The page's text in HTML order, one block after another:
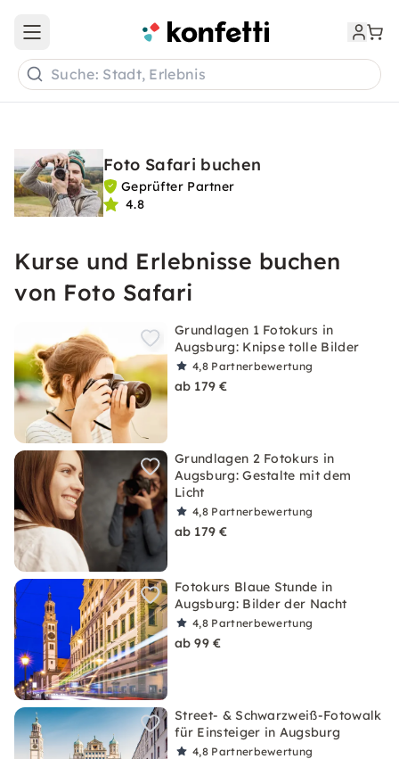
Open main menu
Suche: Stadt, Erlebnis
Foto Safari buchen
Geprüfter Partner
4.8
Kurse und Erlebnisse buchen
von Foto Safari
Grundlagen 1 Fotokurs in
Augsburg: Knipse tolle Bilder
4,8 Partnerbewertung
ab 179 €
Grundlagen 2 Fotokurs in
Augsburg: Gestalte mit dem
Licht
4,8 Partnerbewertung
ab 179 €
Fotokurs Blaue Stunde in
Augsburg: Bilder der Nacht
4,8 Partnerbewertung
ab 99 €
Street- & Schwarzweiß-Fotowalk
für Einsteiger in Augsburg
4,8 Partnerbewertung